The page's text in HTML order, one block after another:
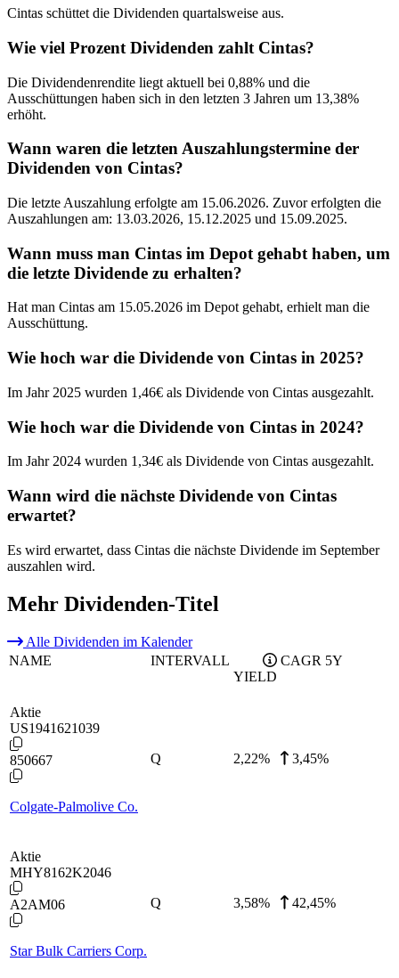
Cintas schüttet die Dividenden quartalsweise aus.
Wie viel Prozent Dividenden zahlt Cintas?
Die Dividendenrendite liegt aktuell bei 0,88% und die
Ausschüttungen haben sich in den letzten 3 Jahren um 13,38%
erhöht.
Wann waren die letzten Auszahlungstermine der
Dividenden von Cintas?
Die letzte Auszahlung erfolgte am 15.06.2026. Zuvor erfolgten die
Auszahlungen am: 13.03.2026, 15.12.2025 und 15.09.2025.
Wann muss man Cintas im Depot gehabt haben, um
die letzte Dividende zu erhalten?
Hat man Cintas am 15.05.2026 im Depot gehabt, erhielt man die
Ausschüttung.
Wie hoch war die Dividende von Cintas in 2025?
Im Jahr 2025 wurden 1,46€ als Dividende von Cintas ausgezahlt.
Wie hoch war die Dividende von Cintas in 2024?
Im Jahr 2024 wurden 1,34€ als Dividende von Cintas ausgezahlt.
Wann wird die nächste Dividende von Cintas
erwartet?
Es wird erwartet, dass Cintas die nächste Dividende im September
auszahlen wird.
Mehr Dividenden-Titel
Alle Dividenden im Kalender
NAME
INTERVALL
YIELD
CAGR 5Y
Aktie
US1941621039
850667
Colgate-Palmolive Co.
Q 2,22% 3,45%
Aktie
MHY8162K2046
A2AM06
Star Bulk Carriers Corp.
Q 3,58% 42,45%